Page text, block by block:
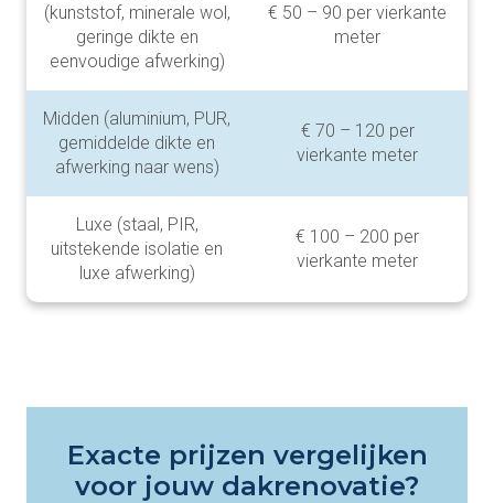
(kunststof, minerale wol,
geringe dikte en
eenvoudige afwerking)
€ 50 – 90 per vierkante
meter
Midden (aluminium, PUR,
gemiddelde dikte en
afwerking naar wens)
€ 70 – 120 per
vierkante meter
Luxe (staal, PIR,
uitstekende isolatie en
luxe afwerking)
€ 100 – 200 per
vierkante meter
Exacte prijzen vergelijken
voor jouw dakrenovatie?